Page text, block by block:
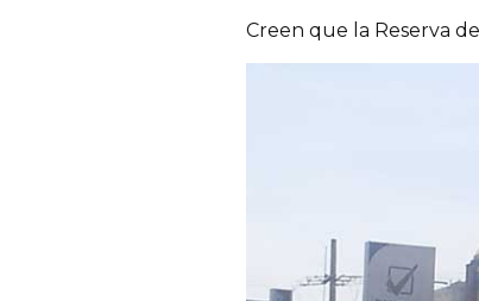
Creen que la Reserva